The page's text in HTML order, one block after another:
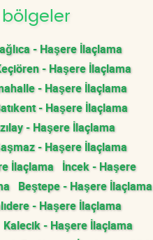
- Haşere İlaçlama
- Haşere İlaçlama
- Haşere İlaçlama
- Haşere İlaçlama
- Haşere İlaçlama
- Haşere İlaçlama
İlaçlama İncek - Haşere
Beştepe - Haşere İlaçlama
- Haşere İlaçlama
Kalecik - Haşere İlaçlama